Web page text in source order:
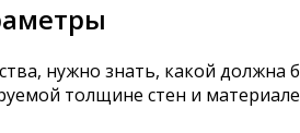
нужно знать, какой
толщине стен и